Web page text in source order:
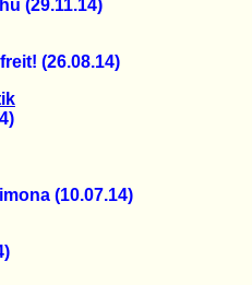
(29.11.14)
(26.08.14)
(10.07.14)